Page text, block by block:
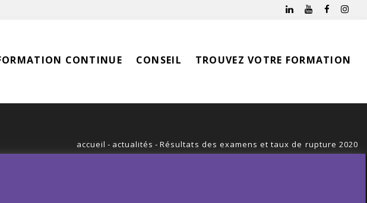
CONTINUE CONSEIL TROUVEZ VOTRE FORMATION
accueil - actualités -Résultats des examens et taux de rupture 2020